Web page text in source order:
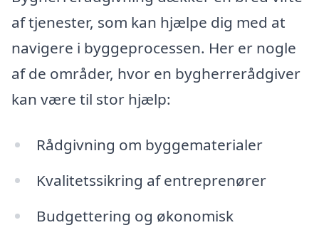
af tjenester, som kan hjælpe dig med at
navigere i byggeprocessen. Her er nogle
af de områder, hvor en bygherrerådgiver
kan være til stor hjælp:
Rådgivning om byggematerialer
Kvalitetssikring af entreprenører
Budgettering og økonomisk